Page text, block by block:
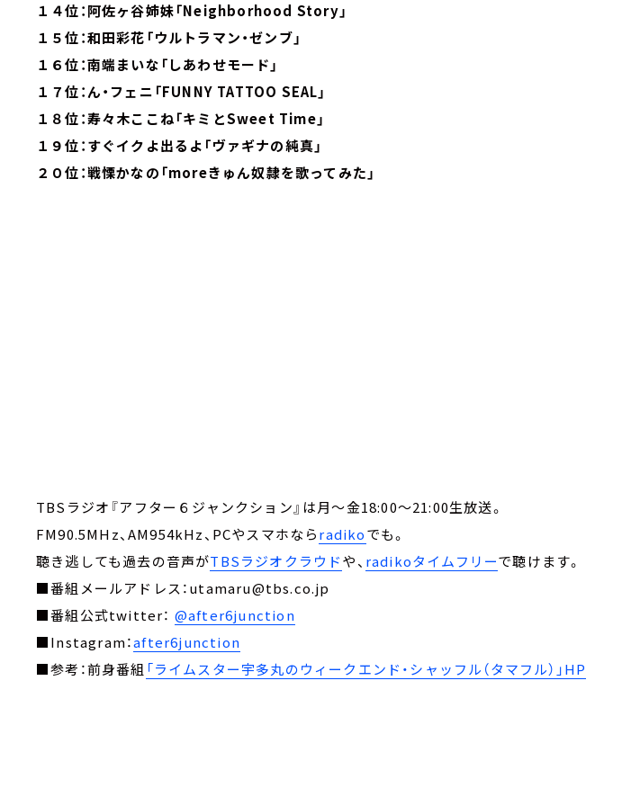
１４位：阿佐ヶ谷姉妹「Neighborhood Story」
１５位：和田彩花「ウルトラマン・ゼンブ」
１６位：南端まいな「しあわせモード」
１７位：ん・フェニ「FUNNY TATTOO SEAL」
１８位：寿々木ここね「キミとSweet Time」
１９位：すぐイクよ出るよ「ヴァギナの純真」
２０位：戦慄かなの「moreきゅん奴隷を歌ってみた」
TBSラジオ『アフター６ジャンクション』は月～金18:00～21:00生放送。
FM90.5MHz、AM954kHz、PCやスマホならradikoでも。
聴き逃しても過去の音声がTBSラジオクラウドや、 radikoタイムフリーで聴けます。
■番組メールアドレス：utamaru@tbs.co.jp
■番組公式twitter： @after6junction
■Instagram：after6junction
■参考：前身番組 「ライムスター宇多丸のウィークエンド・シャッフル（タマフル）」HP